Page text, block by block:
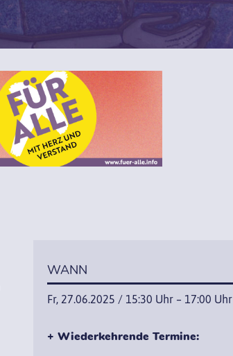
WANN
Fr, 27.06.2025 / 15:30 Uhr – 17:00 Uhr
+ Wiederkehrende Termine: